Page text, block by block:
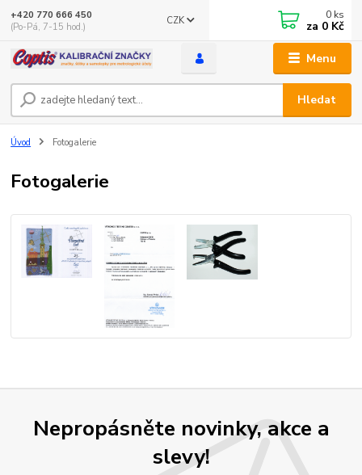
Menu
CZK
Hledat
+420 770 666 450
(Po-Pá, 7-15 hod.)
0 ks
za 0 Kč
Úvod Fotogalerie
Fotogalerie
Nepropásněte novinky, akce a
slevy!